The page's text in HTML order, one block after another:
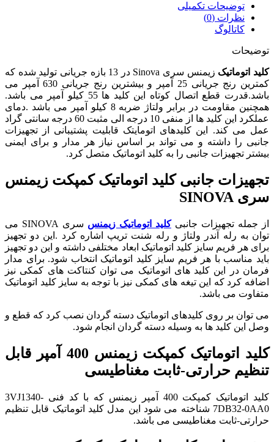
توضیحات تکمیلی
نظرات (0)
کاتالوگ
توضیحات
کلید اتوماتیک
زیمنس سری Sinova در 13 بازه جریانی تولید شده که
کمترین رنج جریانی 25 آمپر و بیشترین رنج جریانی 630 آمپر می
باشد.قدرت قطع اتصال کوتاه این کلید ها 55 کیلو آمپر می باشد.
همچنین مقاومت در برابر ولتاژ ضربه 8 کیلو آمپر می باشد .دمای
عملکرد این کلید ها از منفی 10 درجه الی مثبت 60 درجه سانتی گراد
عمل می کند. این کلیدهای اتومایتک قابلیت پشتیبانی از تجهیزات
جانبی را داشته و می تواند بر اساس نیاز هر مدار و برای ایمنی
بیشتر تجهیزات جانبی را به کلید اتوماتیک متصل کرد.
تجهیزات جانبی کلید اتوماتیک کمپکت زیمنس
سری SINOVA
از جمله تجهیزات جانبیکلید اتوماتیک زیمنس
سری SINOVA می
توان به رله آندر ولتاژ و رله شنت تریپ اشاره کرد .این دو تجهیز
برای هر فریم سایز کلید اتوماتیک ابعاد مختلفی داشته و این دو تجهیز
باید مناسب با هر فریم سایز کلید اتوماتیک انتخاب شود. برای مدار
فرمان در این کلید های اتوماتیک می توان کنتاکت های کمکی نیز
اضافه کرد که این تیغه های کمکی نیز با توجه به سایز کلید اتوماتیک
متفاوت می باشد.
می توان بر روی کلیدهای اتوماتیک دسته گردان نصب کرد که قطع و
وصل این کلید ها به وسیله دسته گردان انجام شود.
کلید اتوماتیک کمپکت زیمنس 400 آمپر قابل
تنظیم حرارتی-ثابت مغناطیسی
کلید اتوماتیک کمپکت 400 آمپر زیمنس که با کد فنی 3VJ1340-
7DB32-0AA0 شناخته می شود این مدل کلید اتوماتیک قابل تنظیم
حرارتی-ثابت مغناطیسی می باشد.